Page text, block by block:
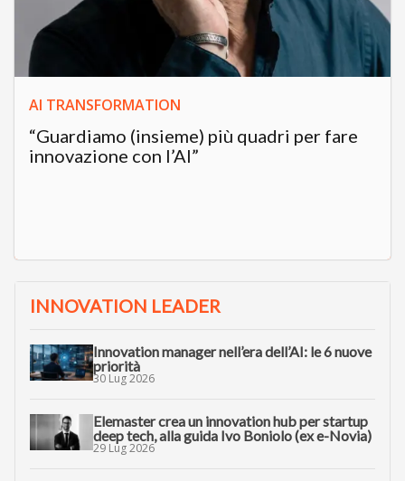
AI TRANSFORMATION
“Guardiamo (insieme) più quadri per fare
innovazione con l’AI”
INNOVATION LEADER
Innovation manager nell’era dell’AI: le 6 nuove
priorità
30 Lug 2026
Elemaster crea un innovation hub per startup
deep tech, alla guida Ivo Boniolo (ex e-Novia)
29 Lug 2026